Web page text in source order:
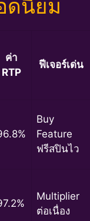
ดนิยม
ค่า
RTP
ฟีเจอร์เด่น
Buy
Feature
ฟรีสปินไว
Multiplier
ต่อเนื่อง